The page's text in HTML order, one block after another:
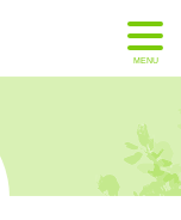
MENU